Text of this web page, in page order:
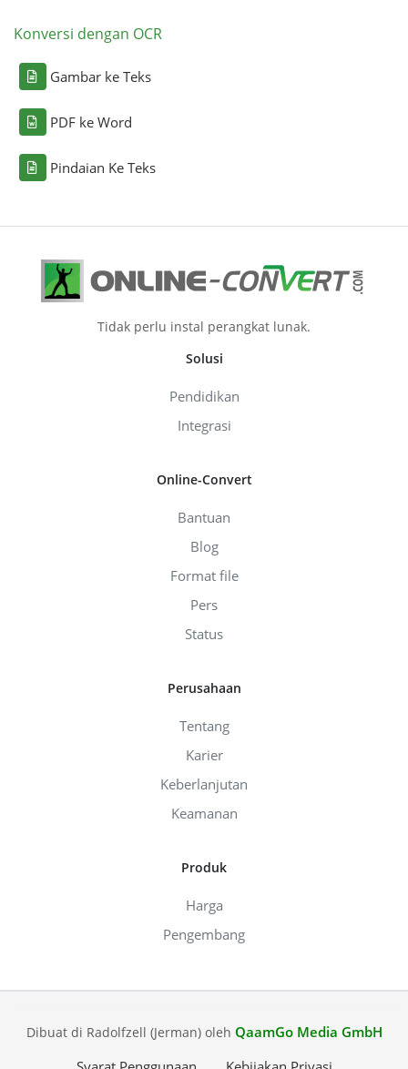
Konversi dengan OCR
Gambar ke Teks
PDF ke Word
Pindaian Ke Teks
Tidak perlu instal perangkat lunak.
Solusi
Pendidikan
Integrasi
Online-Convert
Bantuan
Blog
Format file
Pers
Status
Perusahaan
Tentang
Karier
Keberlanjutan
Keamanan
Produk
Harga
Pengembang
Dibuat di Radolfzell (Jerman) oleh QaamGo Media GmbH